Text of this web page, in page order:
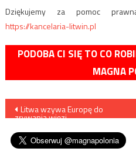
Dziękujemy za pomoc
https://kancelaria-litwin.pl
PODOBA CI SIĘ TO CO
MAGNA
Nawigacja
wpisu
Litwa wzywa Europę do
zrywania więzi